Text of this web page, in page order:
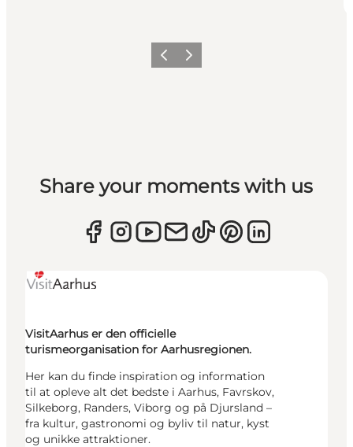
ForrigeNæste
Share your moments with us
VisitAarhus er den officielle
turismeorganisation for Aarhusregionen.
Her kan du finde inspiration og information
til at opleve alt det bedste i Aarhus, Favrskov,
Silkeborg, Randers, Viborg og på Djursland –
fra kultur, gastronomi og byliv til natur, kyst
og unikke attraktioner.